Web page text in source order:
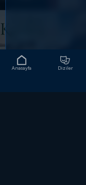
Anasayfa Diziler